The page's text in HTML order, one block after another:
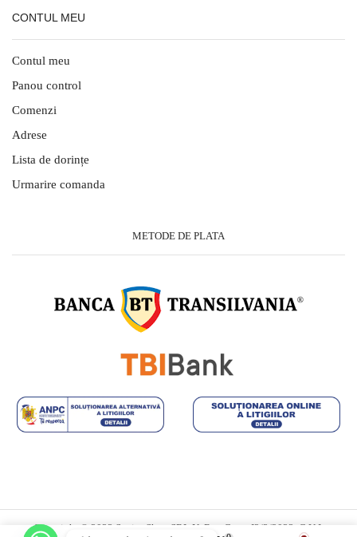
CONTUL MEU
Contul meu
Panou control
Comenzi
Adrese
Lista de dorințe
Urmarire comanda
METODE DE PLATA
Copyright © 2023 Savior Shop SRL.Nr.Reg.Com: J2/3/2023, C.U.I.